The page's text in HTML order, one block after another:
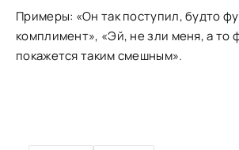
Примеры: «Он так поступил, будто
комплимент», «Эй, не зли меня, а то
покажется таким смешным».